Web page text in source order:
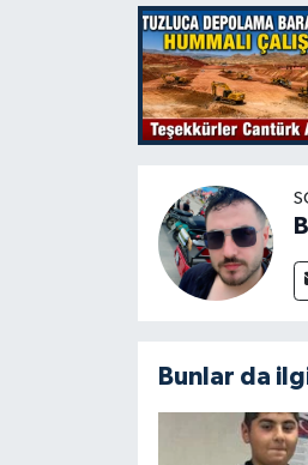
Bunlar da